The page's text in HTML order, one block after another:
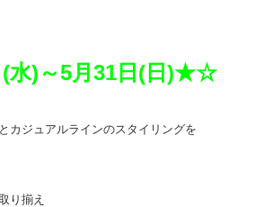
)～5月31日(日)★☆
カジュアルラインのスタイリングを
り揃え